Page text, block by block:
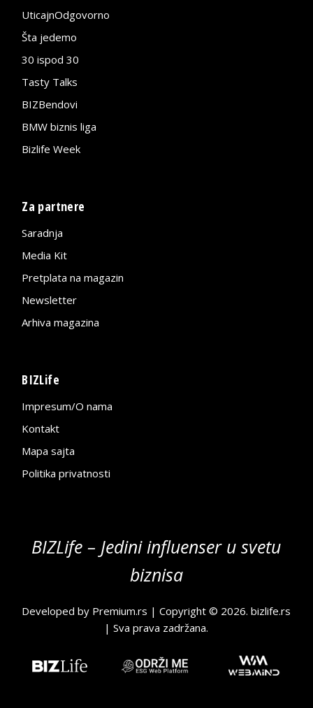
UticajnOdgovorno
Šta jedemo
30 ispod 30
Tasty Talks
BIZBendovi
BMW biznis liga
Bizlife Week
Za partnere
Saradnja
Media Kit
Pretplata na magazin
Newsletter
Arhiva magazina
BIZLife
Impresum/O nama
Kontakt
Mapa sajta
Politika privatnosti
BIZLife – Jedini influenser u svetu
biznisa
Developed by Premium.rs | Copyright © 2026.bizlife.rs
| Sva prava zadržana.